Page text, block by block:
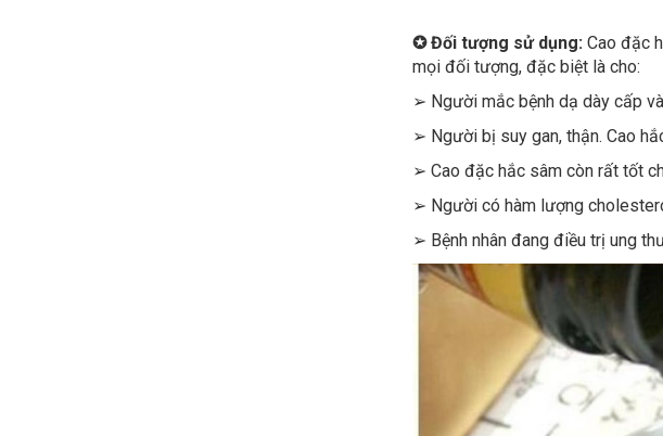
✪ Đối tượng sử dụng:Cao đặc
mọi đối tượng, đặc biệt là cho:
➢ Người mắc bệnh dạ dày cấp
➢ Người bị suy gan, thận. Cao
➢ Cao đặc hắc sâm còn rất tốt
➢ Người có hàm lượng
➢ Bệnh nhân đang điều trị ung